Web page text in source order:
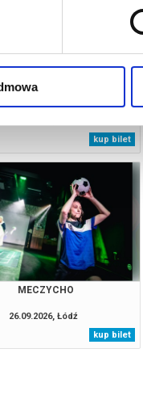
NOŻYCZKI. MORDERSTWO
U FRYZJERA
kup bilet
MECZYCHO
26.09.2026, Łódź
kup bilet